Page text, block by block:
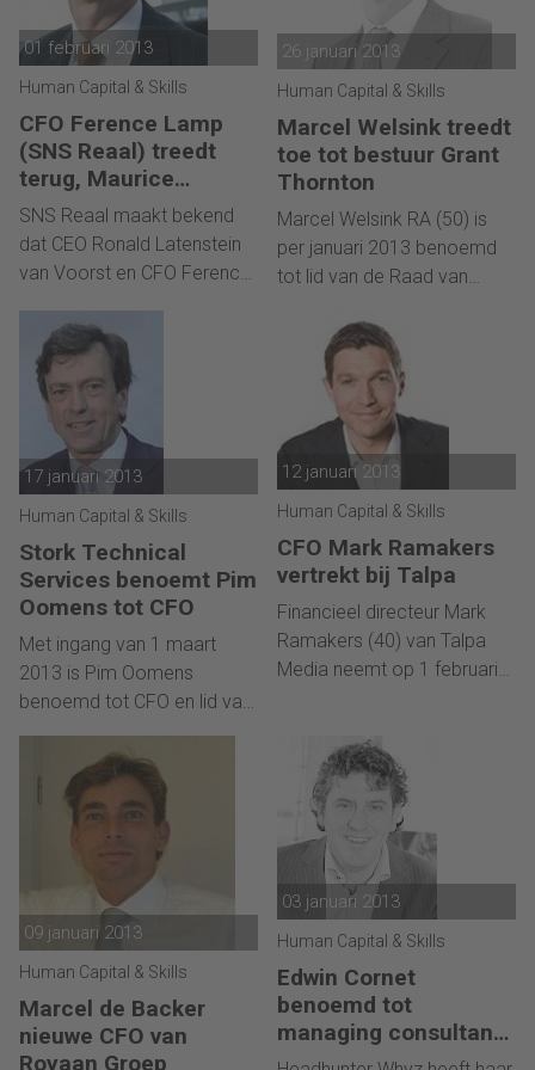
dienstverlener dinsdag na
het sluiten van de beurs.
01 februari 2013
Human Capital & Skills
CFO Ference Lamp
(SNS Reaal) treedt
terug, Maurice
Oostendorp volgt op
SNS Reaal maakt bekend
dat CEO Ronald Latenstein
van Voorst en CFO Ference
raad van bestuur. Reden
voor deze beslissing is dat
zij geen
verantwoordelijkheid willen
en kunnen nemen voor het
nationalisatiescenario.
26 januari 2013
Human Capital & Skills
Marcel Welsink treedt
toe tot bestuur Grant
Thornton
Marcel Welsink RA (50) is
per januari 2013 benoemd
tot lid van de Raad van
adviesorganisatie Grant
Thornton. Marcel Welsink is
registeraccountant en al
meer dan 25 jaar actief in de
accountancy- en
advieswereld.
17 januari 2013
Human Capital & Skills
Stork Technical
Services benoemt Pim
Oomens tot CFO
Met ingang van 1 maart
2013 is Pim Oomens
benoemd tot CFO en lid van
Stork Technical Services. Hij
vervangt Hans Turkesteen,
die het bedrijf gaat verlaten.
12 januari 2013
Human Capital & Skills
CFO Mark Ramakers
vertrekt bij Talpa
Financieel directeur Mark
Ramakers (40) van Talpa
Media neemt op 1 februari
wil helpen opbouwen. Zijn
opvolger is Pieter Landman
(50). Landman werkte
eerder onder meer bij
Nedstat.
09 januari 2013
Human Capital & Skills
Marcel de Backer
nieuwe CFO van
Royaan Groep
03 januari 2013
Human Capital & Skills
Edwin Cornet
benoemd tot
managing consultant
bij Whyz